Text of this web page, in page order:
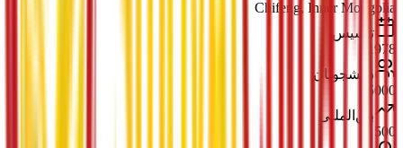
Chifeng, Inner Mongolia
تأسیس
1978
دانشجویان
15000
بین‌المللی
500